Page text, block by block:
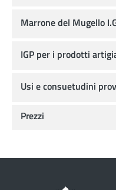
Marrone del Mugello
IGP per i prodotti
Usi e consuetudini
Prezzi